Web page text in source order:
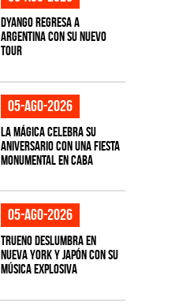
Dyango regresa a
Argentina con su nuevo
tour
05-ago-2026
La Mágica celebra su
aniversario con una fiesta
monumental en CABA
05-ago-2026
TRUENO deslumbra en
Nueva York y Japón con su
música explosiva